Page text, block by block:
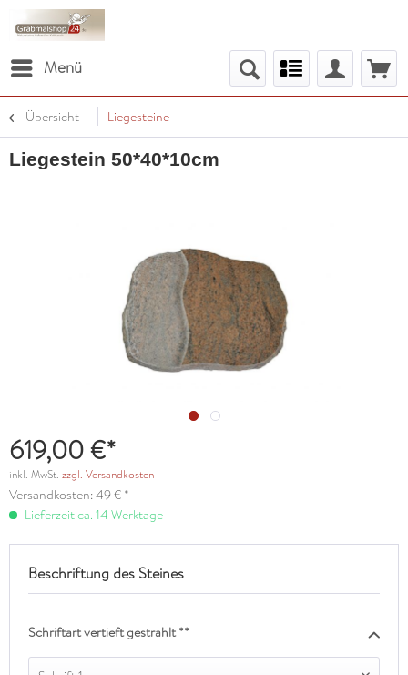
Menü
Übersicht Liegesteine
Liegestein 50*40*10cm
619,00 €*
inkl. MwSt. zzgl. Versandkosten
Versandkosten: 49 € *
Lieferzeit ca. 14 Werktage
Beschriftung des Steines
Schriftart vertieft gestrahlt **